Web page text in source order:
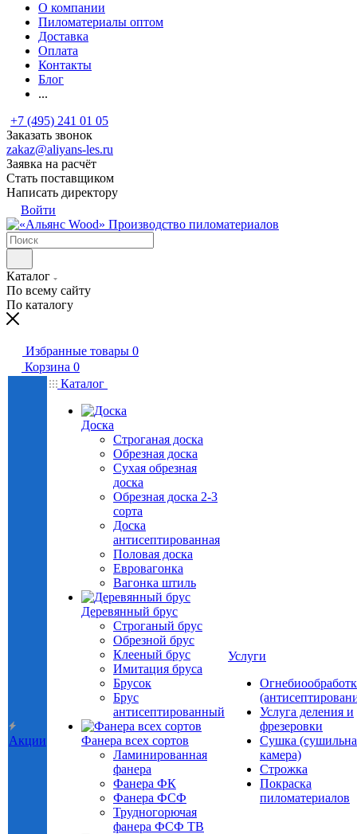
О компании
Пиломатериалы оптом
Доставка
Оплата
Контакты
Блог
...
+7 (495) 241 01 05
Заказать звонок
zakaz@aliyans-les.ru
Заявка на расчёт
Стать поставщиком
Написать директору
Войти
Производство пиломатериалов
Каталог
По всему сайту
По каталогу
Избранные товары 0
Корзина 0
Акции
Каталог
Доска
Строганая доска
Обрезная доска
Сухая обрезная
доска
Обрезная доска 2-3
сорта
Доска
антисептированная
Половая доска
Евровагонка
Вагонка штиль
Деревянный брус
Строганый брус
Обрезной брус
Клееный брус
Имитация бруса
Брусок
Брус
антисептированный
Фанера всех сортов
Ламинированная
фанера
Фанера ФК
Фанера ФСФ
Трудногорючая
фанера ФСФ ТВ
Услуги
Услуга деления и
фрезеровки
Сушка
камера)
Строжка
Покраска
пиломатериалов